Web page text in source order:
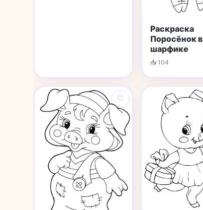
Раскраска
Поросёнок в
шарфике
📥 104
♡